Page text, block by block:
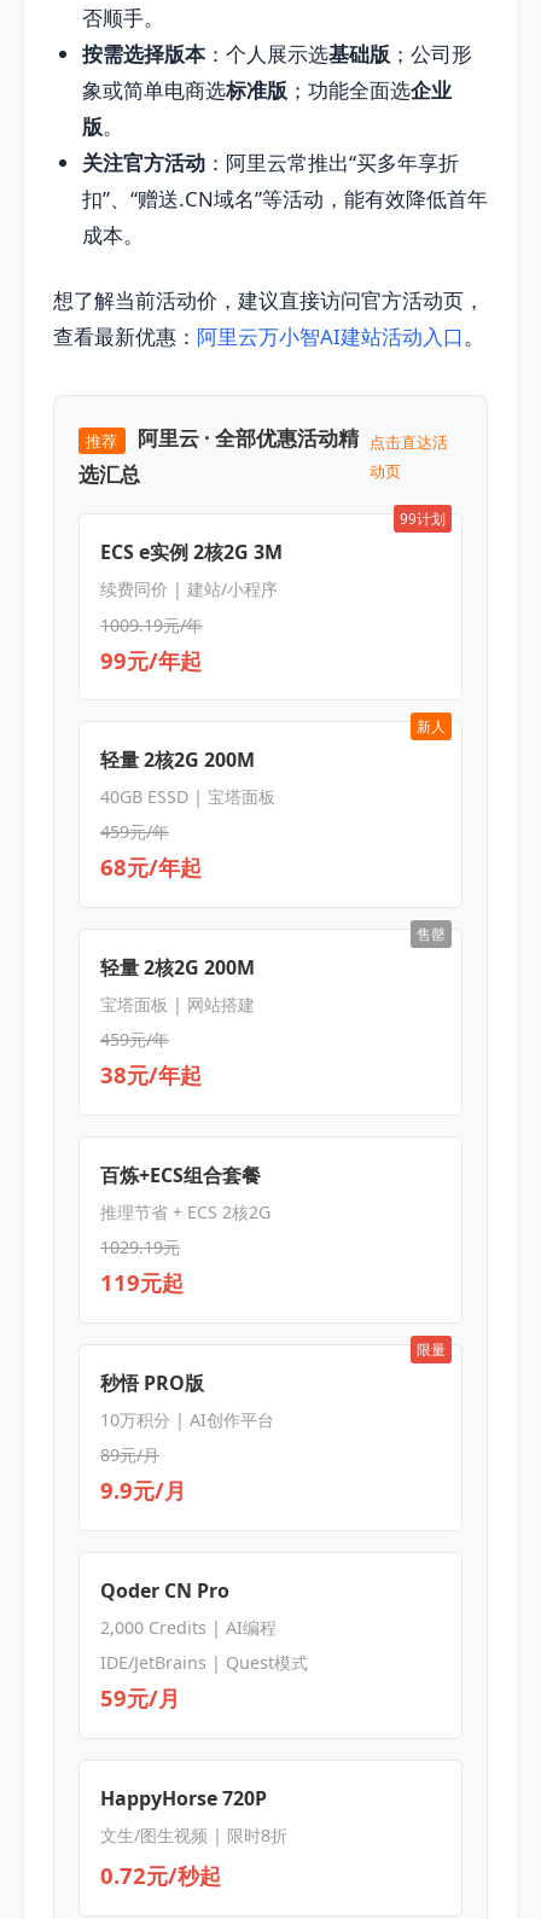
否顺手。
按需选择版本：个人展示选基础版 ；公司形
象或简单电商选标准版 ；功能全面选企业
版。
关注官方活动 ：阿里云常推出“买多年享折
扣”、“赠送.CN域名”等活动，能有效降低首年
成本。
想了解当前活动价，建议直接访问官方活动页，
查看最新优惠： 阿里云万小智AI建站活动入口 。
推荐
阿里云 · 全部优惠活动精
选汇总
点击直达活
动页
99计划
ECS e实例 2核2G 3M
续费同价 | 建站/小程序
1009.19元/年
99元/年起
新人
轻量 2核2G 200M
40GB ESSD | 宝塔面板
459元/年
68元/年起
售罄
轻量 2核2G 200M
宝塔面板 | 网站搭建
459元/年
38元/年起
百炼+ECS组合套餐
推理节省 + ECS 2核2G
1029.19元
119元起
限量
秒悟 PRO版
10万积分 | AI创作平台
89元/月
9.9元/月
Qoder CN Pro
2,000 Credits | AI编程
IDE/JetBrains | Quest模式
59元/月
HappyHorse 720P
文生/图生视频 | 限时8折
0.72元/秒起